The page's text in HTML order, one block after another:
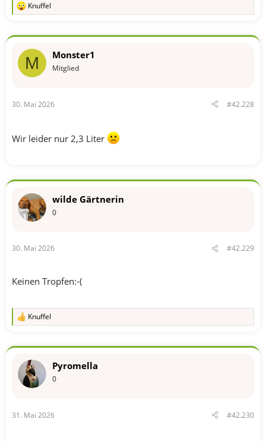
R
k
o
:
Knuffel
M Monster1
Mitglied
30. Mai 2026 #42.228
Wir leider nur 2,3 Liter
wilde Gärtnerin
0
30. Mai 2026 #42.229
Keinen Tropfen:-(
R
k
o
:
Knuffel
Pyromella
0
31. Mai 2026 #42.230